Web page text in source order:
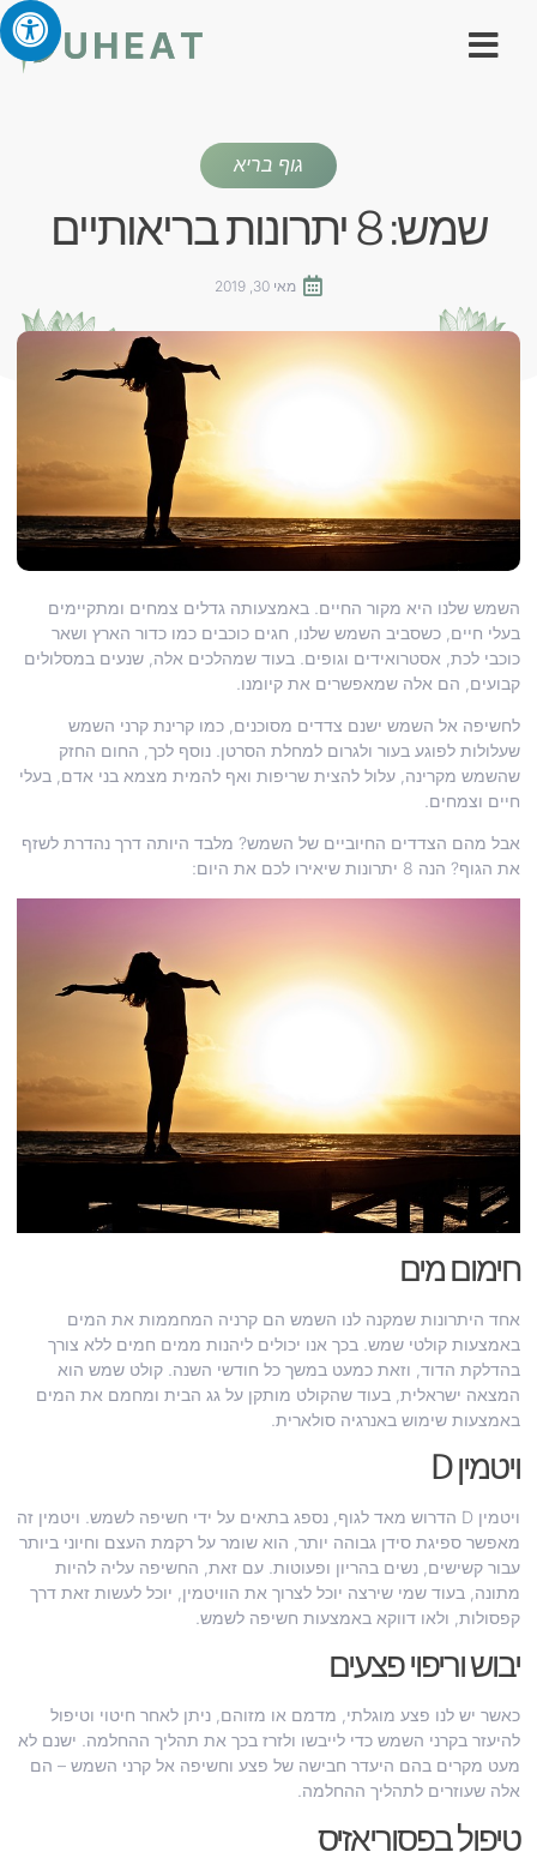
גוף בריא
שמש: 8 יתרונות בריאותיים
מאי 30, 2019
השמש שלנו היא מקור החיים. באמצעותה גדלים צמחים ומתקיימים
בעלי חיים, כשסביב השמש שלנו, חגים כוכבים כמו כדור הארץ ושאר
כוכבי לכת, אסטרואידים וגופים. בעוד שמהלכים אלה, שנעים במסלולים
קבועים, הם אלה שמאפשרים את קיומנו.
לחשיפה אל השמש ישנם צדדים מסוכנים, כמו קרינת קרני השמש
שעלולות לפוגע בעור ולגרום למחלת הסרטן. נוסף לכך, החום החזק
שהשמש מקרינה, עלול להצית שריפות ואף להמית מצמא בני אדם, בעלי
חיים וצמחים.
אבל מהם הצדדים החיוביים של השמש? מלבד היותה דרך נהדרת לשזף
את הגוף? הנה 8 יתרונות שיאירו לכם את היום:
חימום מים
אחד היתרונות שמקנה לנו השמש הם קרניה המחממות את המים
באמצעות קולטי שמש. בכך אנו יכולים ליהנות ממים חמים ללא צורך
בהדלקת הדוד, וזאת כמעט במשך כל חודשי השנה. קולט שמש הוא
המצאה ישראלית, בעוד שהקולט מותקן על גג הבית ומחמם את המים
באמצעות שימוש באנרגיה סולארית.
ויטמיןD
ויטמין D הדרוש מאד לגוף, נספג בתאים על ידי חשיפה לשמש. ויטמין זה
מאפשר ספיגת סידן גבוהה יותר, הוא שומר על רקמת העצם וחיוני ביותר
עבור קשישים, נשים בהריון ופעוטות. עם זאת, החשיפה עליה להיות
מתונה, בעוד שמי שירצה יוכל לצרוך את הוויטמין, יוכל לעשות זאת דרך
קפסולות, ולאו דווקא באמצעות חשיפה לשמש.
יבוש וריפוי פצעים
כאשר יש לנו פצע מוגלתי, מדמם או מזוהם, ניתן לאחר חיטוי וטיפול
להיעזר בקרני השמש כדי לייבשו ולזרז בכך את תהליך ההחלמה. ישנם לא
מעט מקרים בהם היעדר חבישה של פצע וחשיפה אל קרני השמש – הם
אלה שעוזרים לתהליך ההחלמה.
טיפול בפסוריאזיס